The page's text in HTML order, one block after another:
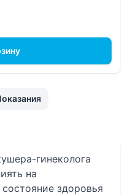
гинеколога
на
здоровья